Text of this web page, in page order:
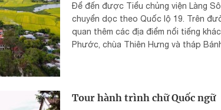
Để đến được Tiểu chủng viện Làng
chuyển dọc theo Quốc lộ 19. Trên
quan thêm các địa điểm nổi tiếng
Phước, chùa Thiên Hưng và tháp
Tour hành trình chữ Quốc ngữ